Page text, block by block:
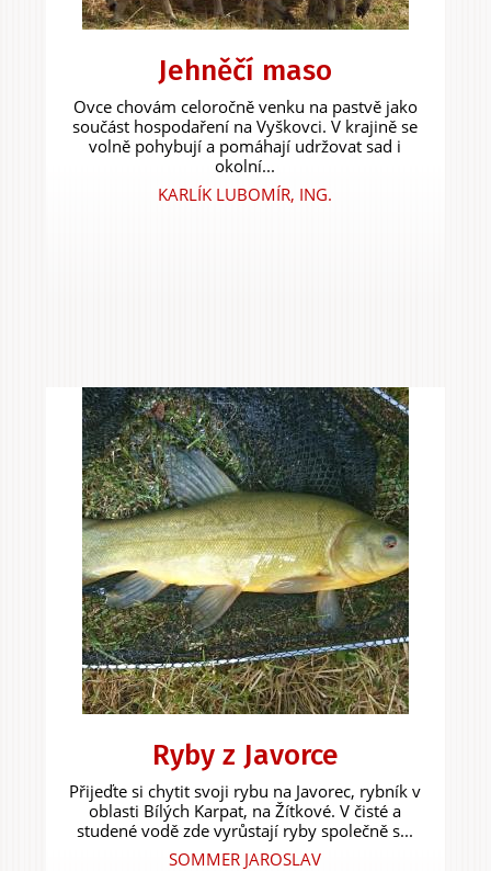
Jehněčí maso
Ovce chovám celoročně venku na pastvě jako
součást hospodaření na Vyškovci. V krajině se
volně pohybují a pomáhají udržovat sad i
okolní...
KARLÍK LUBOMÍR, ING.
Ryby z Javorce
Přijeďte si chytit svoji rybu na Javorec, rybník v
oblasti Bílých Karpat, na Žítkové. V čisté a
studené vodě zde vyrůstají ryby společně s...
SOMMER JAROSLAV